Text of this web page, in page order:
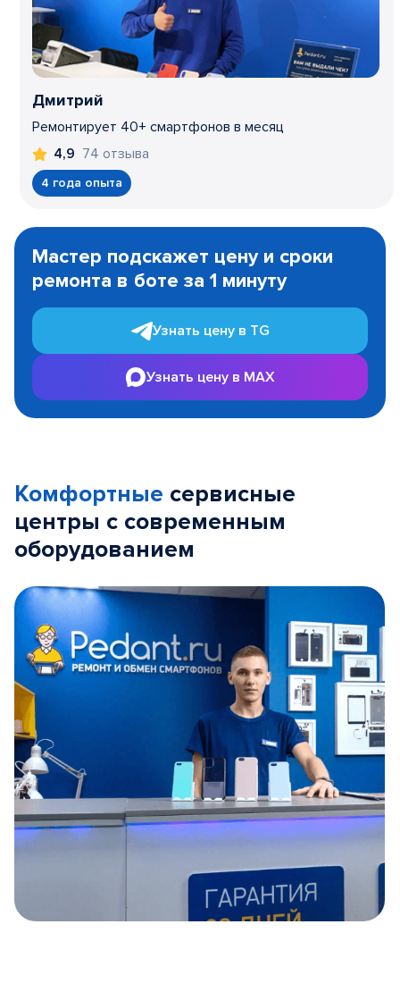
Дмитрий
Ремонтирует 40+ смартфонов в месяц
4,9 74 отзыва
4 года опыта
1
Мастер подскажет цену и сроки
ремонта в боте за 1 минуту
Узнать цену в TG
Узнать цену в MAX
Комфортные сервисные
центры с современным
оборудованием